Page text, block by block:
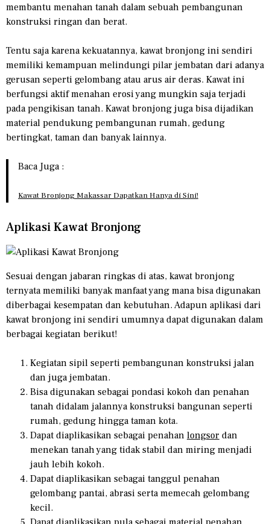
membantu menahan tanah dalam sebuah pembangunan
konstruksi ringan dan berat.
Tentu saja karena kekuatannya, kawat bronjong ini sendiri
memiliki kemampuan melindungi pilar jembatan dari adanya
gerusan seperti gelombang atau arus air deras. Kawat ini
berfungsi aktif menahan erosi yang mungkin saja terjadi
pada pengikisan tanah. Kawat bronjong juga bisa dijadikan
material pendukung pembangunan rumah, gedung
bertingkat, taman dan banyak lainnya.
Baca Juga :
Kawat Bronjong Makassar Dapatkan Hanya di Sini!
Aplikasi Kawat Bronjong
Sesuai dengan jabaran ringkas di atas, kawat bronjong
ternyata memiliki banyak manfaat yang mana bisa digunakan
diberbagai kesempatan dan kebutuhan. Adapun aplikasi dari
kawat bronjong ini sendiri umumnya dapat digunakan dalam
berbagai kegiatan berikut!
Kegiatan sipil seperti pembangunan konstruksi jalan
dan juga jembatan.
Bisa digunakan sebagai pondasi kokoh dan penahan
tanah didalam jalannya konstruksi bangunan seperti
rumah, gedung hingga taman kota.
Dapat diaplikasikan sebagai penahan longsor dan
menekan tanah yang tidak stabil dan miring menjadi
jauh lebih kokoh.
Dapat diaplikasikan sebagai tanggul penahan
gelombang pantai, abrasi serta memecah gelombang
kecil.